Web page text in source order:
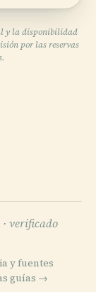
y la disponibilidad
por las reservas
verificado
y fuentes
guías →